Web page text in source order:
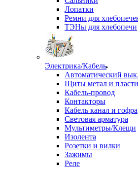
Лопатки
Ремни для
ТЭНы для хлебопечи
Электрика/Кабель
Автоматический
Щиты метал и
Кабель-провод
Контакторы
Кабель канал и гофра
Световая арматура
Мультиметры/Клещи
Изолента
Розетки и вилки
Зажимы
Реле